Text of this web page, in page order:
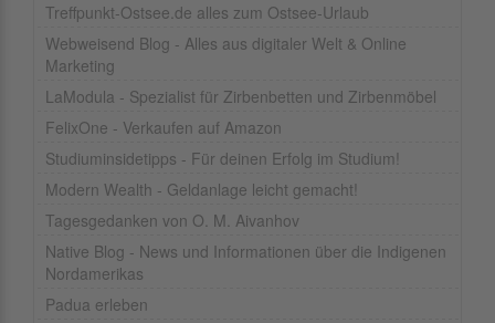
Treffpunkt-Ostsee.de alles zum Ostsee-Urlaub
Webweisend Blog - Alles aus digitaler Welt & Online
Marketing
LaModula - Spezialist für Zirbenbetten und Zirbenmöbel
FelixOne - Verkaufen auf Amazon
Studiuminsidetipps - Für deinen Erfolg im Studium!
Modern Wealth - Geldanlage leicht gemacht!
Tagesgedanken von O. M. Aivanhov
Native Blog - News und Informationen über die Indigenen
Nordamerikas
Padua erleben